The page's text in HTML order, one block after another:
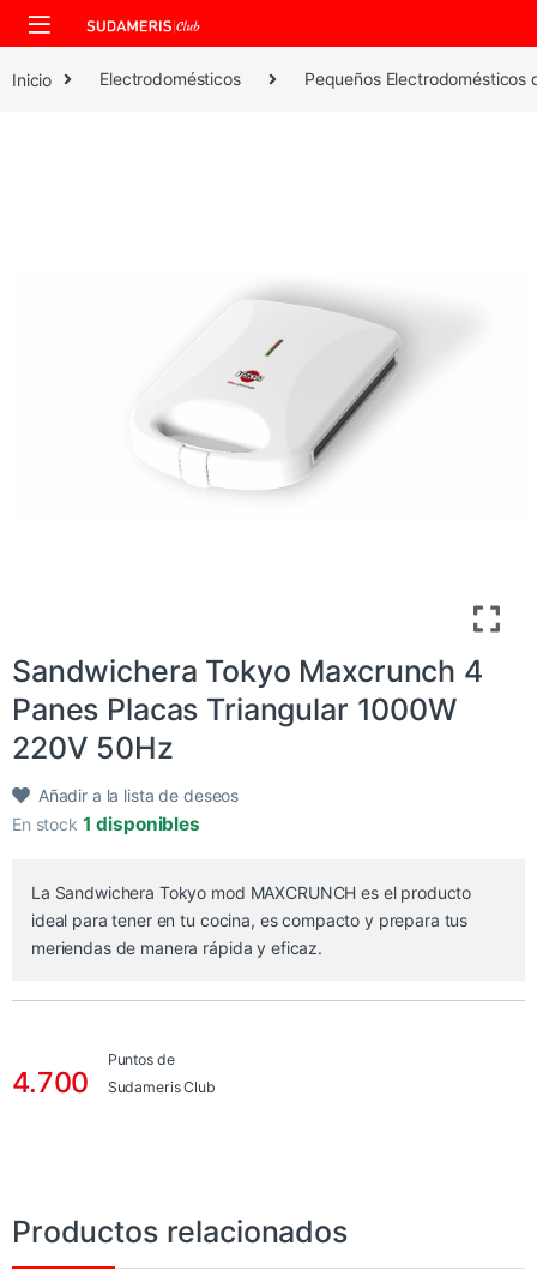
Skip to navigation
Skip to content
Inicio Electrodomésticos Pequeños Electrodomésticos
Sandwichera Tokyo Maxcrunch 4
Panes Placas Triangular 1000W
220V 50Hz
Añadir a la lista de deseos
En stock 1 disponibles
La Sandwichera Tokyo mod MAXCRUNCH es el producto
ideal para tener en tu cocina, es compacto y prepara tus
meriendas de manera rápida y eficaz.
4.700
Puntos de
Sudameris Club
Productos relacionados